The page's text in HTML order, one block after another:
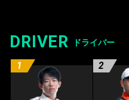
DRIVER ドライバー